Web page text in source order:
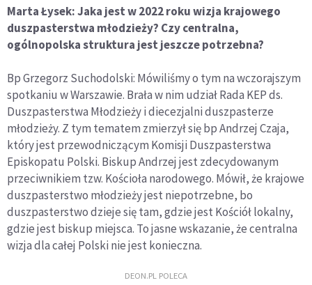
Marta Łysek: Jaka jest w 2022 roku wizja krajowego
duszpasterstwa młodzieży? Czy centralna,
ogólnopolska struktura jest jeszcze potrzebna?
Bp Grzegorz Suchodolski: Mówiliśmy o tym na wczorajszym
spotkaniu w Warszawie. Brała w nim udział Rada KEP ds.
Duszpasterstwa Młodzieży i diecezjalni duszpasterze
młodzieży. Z tym tematem zmierzył się bp Andrzej Czaja,
który jest przewodniczącym Komisji Duszpasterstwa
Episkopatu Polski. Biskup Andrzej jest zdecydowanym
przeciwnikiem tzw. Kościoła narodowego. Mówił, że krajowe
duszpasterstwo młodzieży jest niepotrzebne, bo
duszpasterstwo dzieje się tam, gdzie jest Kościół lokalny,
gdzie jest biskup miejsca. To jasne wskazanie, że centralna
wizja dla całej Polski nie jest konieczna.
DEON.PL POLECA